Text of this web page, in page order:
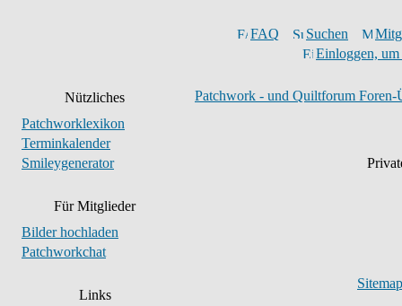
FAQ Suchen
Einloggen,
Nützliches
Patchworklexikon
Terminkalender
Smileygenerator
Für Mitglieder
Bilder hochladen
Patchworkchat
Links
Patchwork - und Quiltforum Foren-
Sitemap